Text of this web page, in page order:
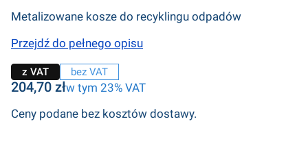
Metalizowane kosze do recyklingu odpadów
Przejdź do pełnego opisu
z VAT bez VAT
Cena
204,70 złw tym 23% VAT
w tym 23% VAT
Ceny podane bez kosztów dostawy.